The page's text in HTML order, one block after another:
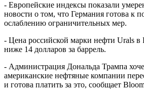
- Европейские индексы показали
новости о том, что Германия готова к
ослаблению ограничительных мер.
- Цена российской марки нефти Urals в
ниже 14 долларов за баррель.
- Администрация Дональда Трампа
американские нефтяные компании
и готова платить за это, сообщает